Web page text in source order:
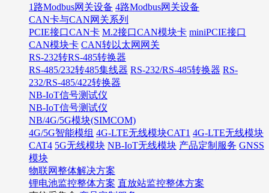
1路Modbus网关设备 4路Modbus网关设备
CAN卡与CAN网关系列
PCIE接口CAN卡 M.2接口CAN模块卡 miniPCIE接口
CAN模块卡 CAN转以太网网关
RS-232转RS-485转换器
RS-485/232转485集线器 RS-232/RS-485转换器 RS-
232/RS-485/422转换器
NB-IoT信号测试仪
NB-IoT信号测试仪
NB/4G/5G模块(SIMCOM)
4G/5G智能模组 4G-LTE无线模块CAT1 4G-LTE无线模块
CAT4 5G无线模块 NB-IoT无线模块 产品定制服务 GNSS
模块
物联网整体解决方案
锂电池监控整体方案 直放站监控整体方案